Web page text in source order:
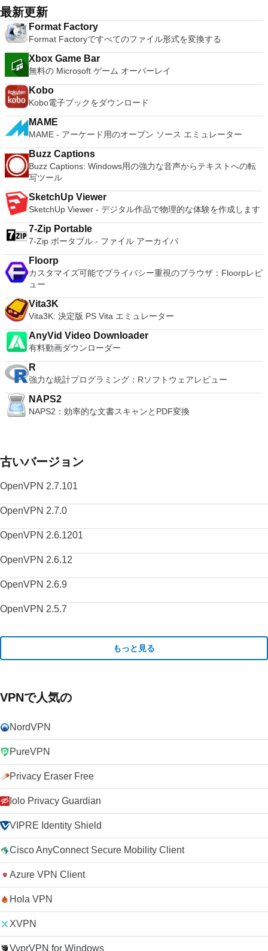
many innovative features, including a useful a paragraph
adjustment tool int he Writer program. It has an Office to PDF
converter, automatic spell checking and word count features.
It also has some neat tools such as the Watermark in
document, and converting PowerPoint to Word document
support. Overall, WPS Office 2016 Free is a good alternative
to Microsoft's offering. The Writer program is a versatile word
processor; the Presentation program is an easy to use and
effective slide show maker that helps you to create impressive
multimedia presentations; and the Spreadsheets program is
both a flexible and a powerful spreadsheet application.
ボードの上のスクロールバーには、Command / Windowsなど
の高度なキーが含まれています。 Bluetoothキーボードのサポ
ート。 VNC Connectサブスクリプションには、無料、有料、
ンごとに、RealVNCのWebサイトにアクセスして、各コンピ
ューターにVNC Connectをダウンロードするだけです。次
に、RealVNCアカウントの資格情報を使用して、ローカルマ
シンでVNC Viewerにサインインします。そこから、コンピュ
ーターを確認して接続できます。 VNC Connectを使用する
と、セッションはエンドツーエンドで暗号化されます。アプリ
はすぐに各コンピューターをパスワードで保護します。コンピ
ューターへのログインに使用するのと同じユーザー名とパスワ
ードを入力するだけです。 WIN 7,8,8.1,10をサポートしま
す。 VNC ViewerのMacバージョンをお探しですか？ここから
ダウンロード
の向上：Microsoft Mixed Realityヘッドセット、HTC、VIVE、
およびOculus Riftをサポート Fire TVとキャストのサポート
注：これは商用トライアルです。
2007。 Microsoft Office PowerPoint 2007。 Microsoft Office
Publisher 2007。 Microsoft Office Visio 2007。 Microsoft
Office Word 2007。 2007 Microsoft Officeプログラムのこの
Microsoft Save as PDFまたはXPSアドインは、2007 Microsoft
Office systemソフトウェアの補足条項であり、2007 Microsoft
Office systemソフトウェアのライセンス条項の対象となりま
す。 システム要件：サポートされているオペレーティングシ
ステム。 Windows Server 2003、Windows Vista、Windows
XP Service Pack 2。
まったく新しい外観でデジタル エンターテイメントを楽しめ
ます。 大好きな音楽をより多く - デジタル音楽体験がさらに
楽しくなります。 エンターテイメントをすべて1つの場所に -
音楽、ビデオ、写真、録画したテレビ番組をすべて保存して楽
しめます。 どこでも楽しめる - どこにいても音楽、ビデオ、
写真にアクセスできます。
最新更新
Format Factory
Format Factoryですべてのファイル形式を変換する
Xbox Game Bar
無料の Microsoft ゲーム オーバーレイ
Kobo
Kobo電子ブックをダウンロード
MAME
MAME - アーケード用のオープン ソース エミュレーター
Buzz Captions
Buzz Captions: Windows用の強力な音声からテキストへの転
写ツール
SketchUp Viewer
SketchUp Viewer - デジタル作品で物理的な体験を作成します
7-Zip Portable
7-Zip ポータブル - ファイル アーカイバ
Floorp
カスタマイズ可能でプライバシー重視のブラウザ：Floorpレビ
ュー
Vita3K
Vita3K: 決定版 PS Vita エミュレーター
AnyVid Video Downloader
有料動画ダウンローダー
R
強力な統計プログラミング：Rソフトウェアレビュー
NAPS2
NAPS2：効率的な文書スキャンとPDF変換
古いバージョン
OpenVPN 2.7.101
OpenVPN 2.7.0
OpenVPN 2.6.1201
OpenVPN 2.6.12
OpenVPN 2.6.9
OpenVPN 2.5.7
もっと見る
VPNで人気の
NordVPN
PureVPN
Privacy Eraser Free
Iolo Privacy Guardian
VIPRE Identity Shield
Cisco AnyConnect Secure Mobility Client
Azure VPN Client
Hola VPN
XVPN
VyprVPN for Windows